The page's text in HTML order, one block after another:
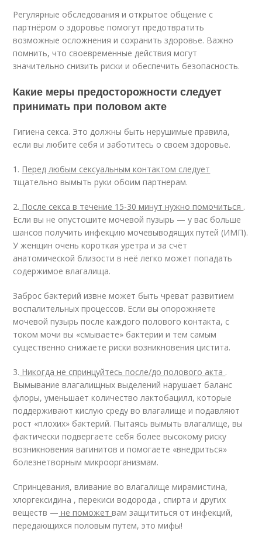
Регулярные обследования и открытое общение с
партнёром о здоровье помогут предотвратить
возможные осложнения и сохранить здоровье. Важно
помнить, что своевременные действия могут
значительно снизить риски и обеспечить безопасность.
Какие меры предосторожности следует
принимать при половом акте
Гигиена секса. Это должны быть нерушимые правила,
если вы любите себя и заботитесь о своем здоровье.
1. Перед любым сексуальным контактом следует
тщательно вымыть руки обоим партнерам.
2. После секса в течение 15-30 минут нужно помочиться .
Если вы не опустошите мочевой пузырь — у вас больше
шансов получить инфекцию мочевыводящих путей (ИМП).
У женщин очень короткая уретра и за счёт
анатомической близости в неё легко может попадать
содержимое влагалища.
Заброс бактерий извне может быть чреват развитием
воспалительных процессов. Если вы опорожняете
мочевой пузырь после каждого полового контакта, с
током мочи вы «смываете» бактерии и тем самым
существенно снижаете риски возникновения цистита.
3. Никогда не спринцуйтесь после/до полового акта .
Вымывание влагалищных выделений нарушает баланс
флоры, уменьшает количество лактобацилл, которые
поддерживают кислую среду во влагалище и подавляют
рост «плохих» бактерий. Пытаясь вымыть влагалище, вы
фактически подвергаете себя более высокому риску
возникновения вагинитов и помогаете «внедриться»
болезнетворным микроорганизмам.
Спринцевания, вливание во влагалище мирамистина,
хлоргексидина , перекиси водорода , спирта и других
веществ — не поможетвам защититься от инфекций,
передающихся половым путем, это мифы!